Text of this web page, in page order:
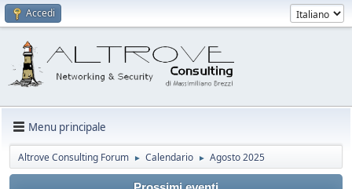
Accedi
Menu principale
Altrove Consulting Forum ► Calendario ► Agosto 2025